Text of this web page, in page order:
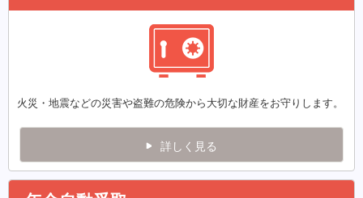
火災・地震などの災害や盗難の危険から大切な財産をお守りします。
詳しく見る